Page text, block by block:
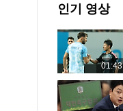
인기 영상
01:43